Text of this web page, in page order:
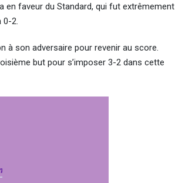
en faveur du Standard, qui fut extrêmement
0-2.
à son adversaire pour revenir au score.
but pour s’imposer 3-2 dans cette